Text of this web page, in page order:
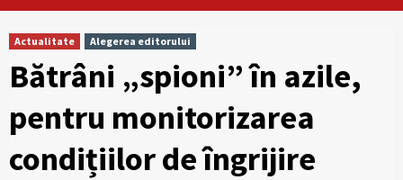
Actualitate Alegerea editorului
Bătrâni „spioni” în azile,
pentru monitorizarea
condițiilor de îngrijire